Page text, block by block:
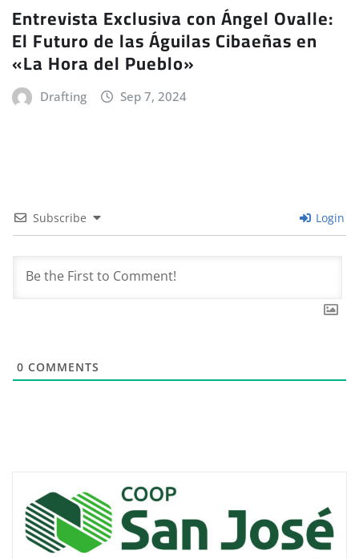
Entrevista Exclusiva con Ángel Ovalle:
El Futuro de las Águilas Cibaeñas en
«La Hora del Pueblo»
Drafting Sep 7, 2024
Subscribe Login
0 COMMENTS